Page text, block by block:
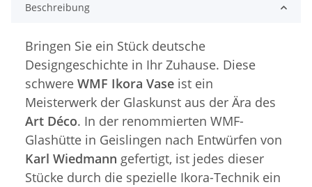
Beschreibung
Bringen Sie ein Stück deutsche
Designgeschichte in Ihr Zuhause. Diese
schwere WMF Ikora Vase ist ein
Meisterwerk der Glaskunst aus der Ära des
Art Déco. In der renommierten WMF-
Glashütte in Geislingen nach Entwürfen von
Karl Wiedmann gefertigt, ist jedes dieser
Stücke durch die spezielle Ikora-Technik ein